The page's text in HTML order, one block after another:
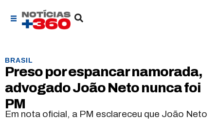
BRASIL
Preso por espancar namorada,
advogado João Neto nunca foi
PM
Em nota oficial, a PM esclareceu que João Neto